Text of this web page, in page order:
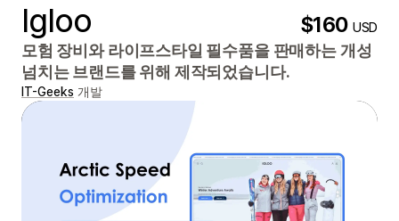
Igloo $160USD
모험 장비와 라이프스타일 필수품을 판매하는 개성
넘치는 브랜드를 위해 제작되었습니다.
IT-Geeks 개발